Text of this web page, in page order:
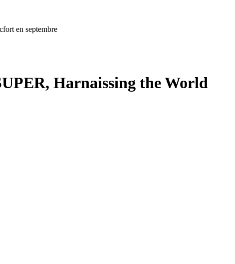
en septembre
Harnaissing the World